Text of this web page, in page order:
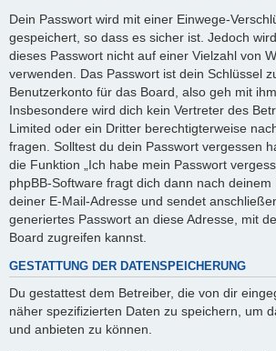
Dein Passwort wird mit einer Einwege-
gespeichert, so dass es sicher ist. Jedoch
dieses Passwort nicht auf einer Vielzahl von
verwenden. Das Passwort ist dein Schlüssel
Benutzerkonto für das Board, also geh mit
Insbesondere wird dich kein Vertreter des
Limited oder ein Dritter berechtigterweise
fragen. Solltest du dein Passwort vergessen
die Funktion „Ich habe mein Passwort
phpBB-Software fragt dich dann nach
deiner E-Mail-Adresse und sendet
generiertes Passwort an diese Adresse, mit
Board zugreifen kannst.
GESTATTUNG DER DATENSPEICHERUNG
Du gestattest dem Betreiber, die von dir
näher spezifizierten Daten zu speichern, um
und anbieten zu können.